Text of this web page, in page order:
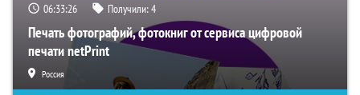
06:33:26 Получили:4
Печать фотографий, фотокниг от сервиса цифровой
печати netPrint
Россия